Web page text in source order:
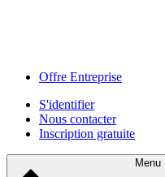
Offre Entreprise
S'identifier
Nous contacter
Inscription gratuite
Menu